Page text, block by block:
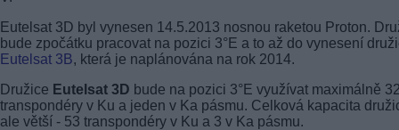
Eutelsat 3D byl vynesen 14.5.2013 nosnou raketou Proton.
bude zpočátku pracovat na pozici 3°E a to až do vynesení
Eutelsat 3B, která je naplánována na rok 2014.
Družice Eutelsat 3D bude na pozici 3°E využívat maximálně
transpondéry v Ku a jeden v Ka pásmu. Celková kapacita
ale větší - 53 transpondéry v Ku a 3 v Ka pásmu.